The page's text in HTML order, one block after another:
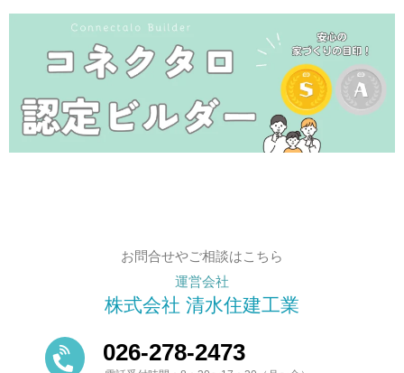
お問合せやご相談はこちら
運営会社
株式会社 清水住建工業
026-278-2473